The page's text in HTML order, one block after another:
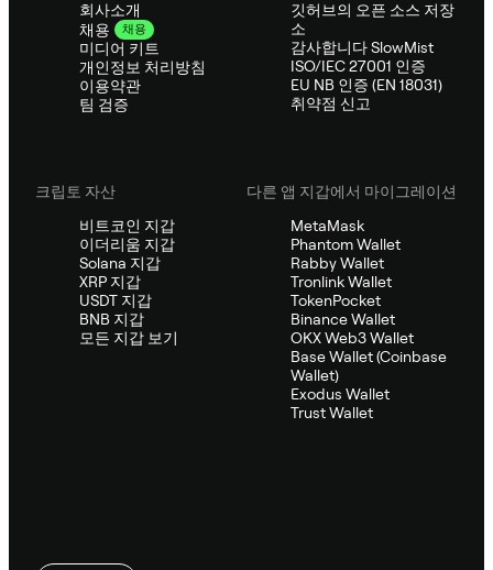
회사소개
채용
채용
미디어 키트
개인정보 처리방침
이용약관
팀 검증
깃허브의 오픈 소스 저장
소
감사합니다 SlowMist
ISO/IEC 27001 인증
EU NB 인증 (EN 18031)
취약점 신고
크립토 자산
비트코인 지갑
이더리움 지갑
Solana 지갑
XRP 지갑
USDT 지갑
BNB 지갑
모든 지갑 보기
다른 앱 지갑에서 마이그레이션
MetaMask
Phantom Wallet
Rabby Wallet
Tronlink Wallet
TokenPocket
Binance Wallet
OKX Web3 Wallet
Base Wallet (Coinbase
Wallet)
Exodus Wallet
Trust Wallet